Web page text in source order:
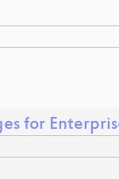
for